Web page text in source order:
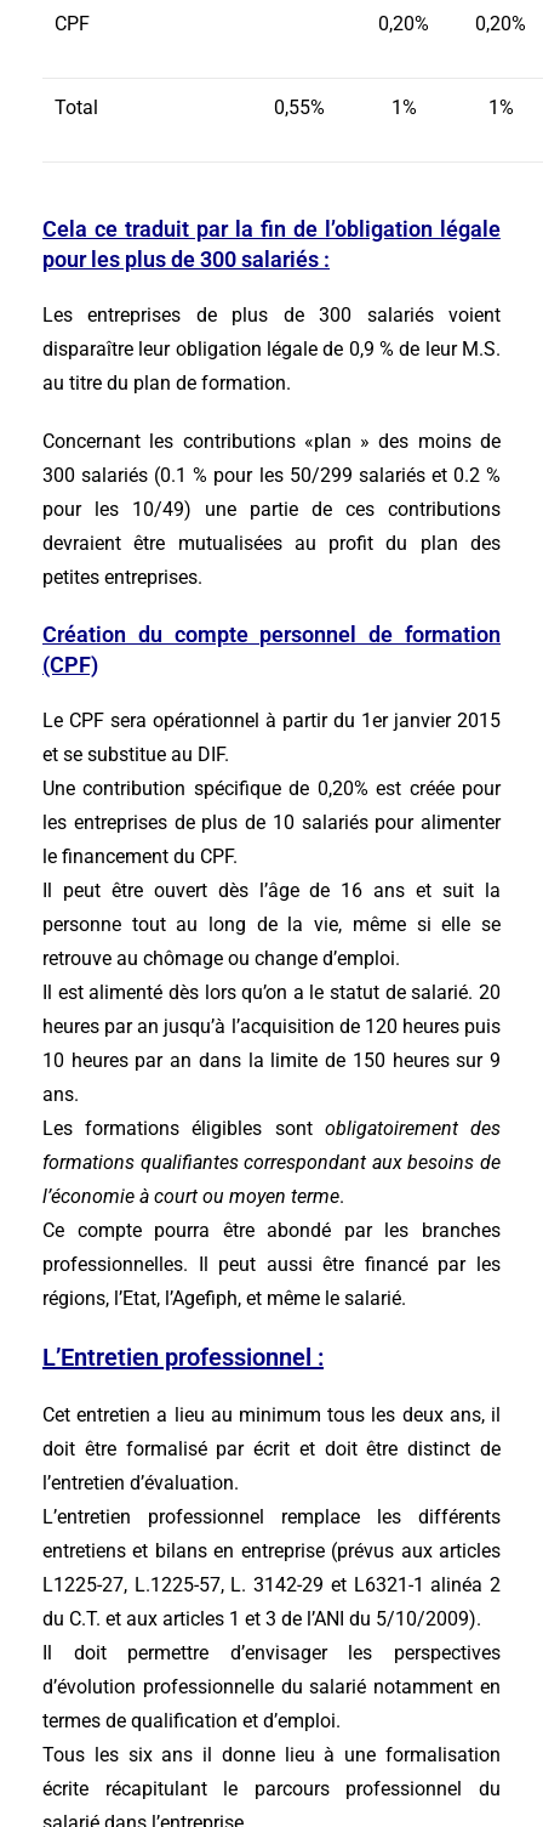
CPF 0,20% 0,20%
Total 0,55% 1% 1%
Cela ce traduit par la fin de l’obligation légale
pour les plus de 300 salariés :
Les entreprises de plus de 300 salariés voient
disparaître leur obligation légale de 0,9 % de leur M.S.
au titre du plan de formation.
Concernant les contributions «plan » des moins de
300 salariés (0.1 % pour les 50/299 salariés et 0.2 %
pour les 10/49) une partie de ces contributions
devraient être mutualisées au profit du plan des
petites entreprises.
Création du compte personnel de formation
(CPF)
Le CPF sera opérationnel à partir du 1er janvier 2015
et se substitue au DIF.
Une contribution spécifique de 0,20% est créée pour
les entreprises de plus de 10 salariés pour alimenter
le financement du CPF.
Il peut être ouvert dès l’âge de 16 ans et suit la
personne tout au long de la vie, même si elle se
retrouve au chômage ou change d’emploi.
Il est alimenté dès lors qu’on a le statut de salarié. 20
heures par an jusqu’à l’acquisition de 120 heures puis
10 heures par an dans la limite de 150 heures sur 9
ans.
Les formations éligibles sont obligatoirement des
formations qualifiantes correspondant aux besoins de
l’économie à court ou moyen terme.
Ce compte pourra être abondé par les branches
professionnelles. Il peut aussi être financé par les
régions, l’Etat, l’Agefiph, et même le salarié.
L’Entretien professionnel :
Cet entretien a lieu au minimum tous les deux ans, il
doit être formalisé par écrit et doit être distinct de
l’entretien d’évaluation.
L’entretien professionnel remplace les différents
entretiens et bilans en entreprise (prévus aux articles
L1225-27, L.1225-57, L. 3142-29 et L6321-1 alinéa 2
du C.T. et aux articles 1 et 3 de l’ANI du 5/10/2009).
Il doit permettre d’envisager les perspectives
d’évolution professionnelle du salarié notamment en
termes de qualification et d’emploi.
Tous les six ans il donne lieu à une formalisation
écrite récapitulant le parcours professionnel du